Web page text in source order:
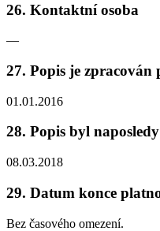
26. Kontaktní osoba
—
27. Popis je
01.01.2016
28. Popis byl
08.03.2018
29. Datum konce
Bez časového omezení.